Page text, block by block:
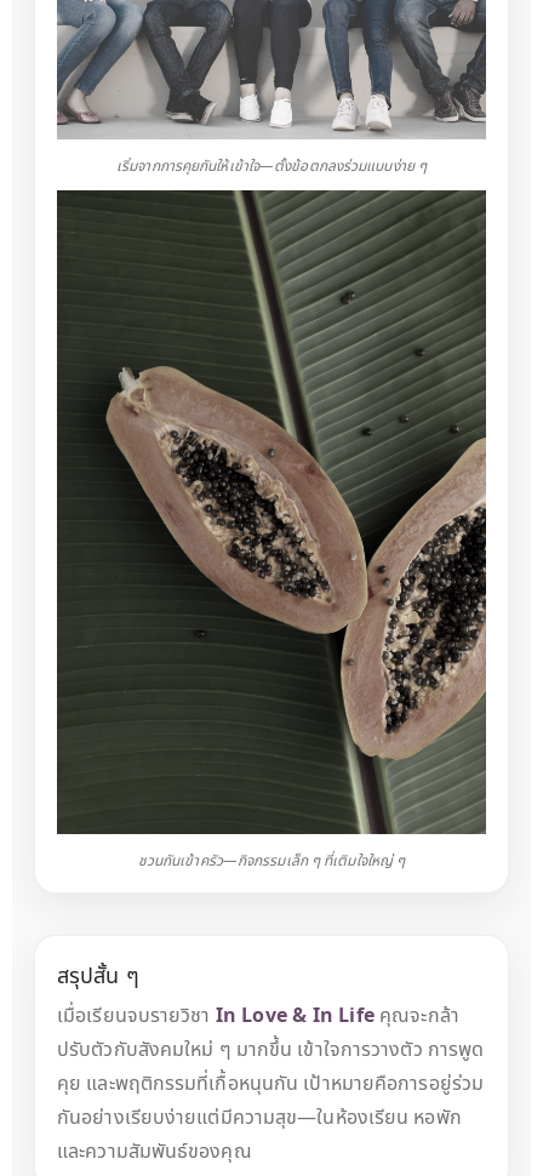
เริ่มจากการคุยกันให้เข้าใจ—ตั้งข้อตกลงร่วมแบบง่าย ๆ
ชวนกันเข้าครัว—กิจกรรมเล็ก ๆ ที่เติมใจใหญ่ ๆ
สรุปสั้น ๆ
เมื่อเรียนจบรายวิชา In Love & In Life คุณจะกล้า
ปรับตัวกับสังคมใหม่ ๆ มากขึ้น เข้าใจการวางตัว การพูด
คุย และพฤติกรรมที่เกื้อหนุนกัน เป้าหมายคือการอยู่ร่วม
กันอย่างเรียบง่ายแต่มีความสุข—ในห้องเรียน หอพัก
และความสัมพันธ์ของคุณ